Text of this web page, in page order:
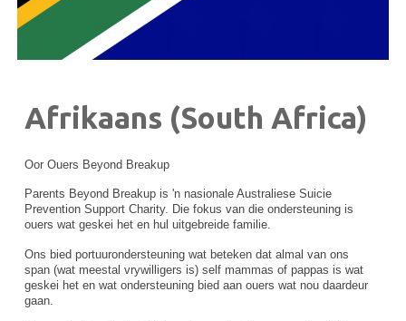
Afrikaans (South Africa)
Oor Ouers Beyond Breakup
Parents Beyond Breakup is 'n nasionale Australiese Suicie
Prevention Support Charity. Die fokus van die ondersteuning is
ouers wat geskei het en hul uitgebreide familie.
Ons bied portuurondersteuning wat beteken dat almal van ons
span (wat meestal vrywilligers is) self mammas of pappas is wat
geskei het en wat ondersteuning bied aan ouers wat nou daardeur
gaan.